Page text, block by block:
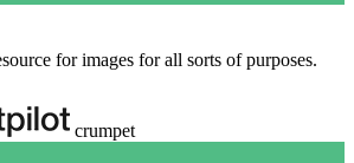
for images for all sorts of purposes.
crumpet